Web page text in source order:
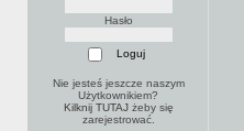
Hasło
Nie jesteś jeszcze naszym
Użytkownikiem?
Kilknij TUTAJżeby się
zarejestrować.